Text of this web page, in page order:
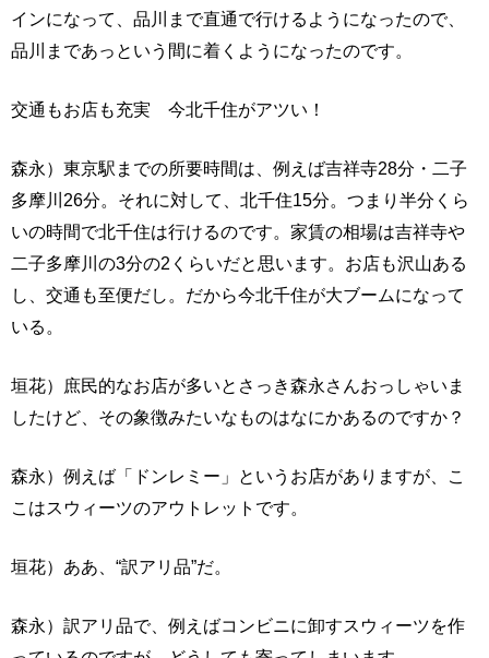
インになって、品川まで直通で行けるようになったので、
品川まであっという間に着くようになったのです。
交通もお店も充実 今北千住がアツい！
森永）東京駅までの所要時間は、例えば吉祥寺28分・二子
多摩川26分。それに対して、北千住15分。つまり半分くら
いの時間で北千住は行けるのです。家賃の相場は吉祥寺や
二子多摩川の3分の2くらいだと思います。お店も沢山ある
し、交通も至便だし。だから今北千住が大ブームになって
いる。
垣花）庶民的なお店が多いとさっき森永さんおっしゃいま
したけど、その象徴みたいなものはなにかあるのですか？
森永）例えば「ドンレミー」というお店がありますが、こ
こはスウィーツのアウトレットです。
垣花）ああ、“訳アリ品”だ。
森永）訳アリ品で、例えばコンビニに卸すスウィーツを作